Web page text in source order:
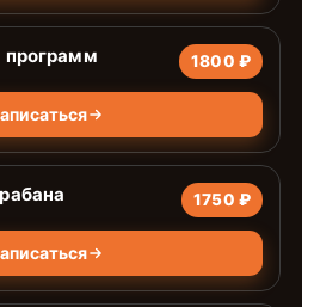
программ 1800 ₽
1750 ₽